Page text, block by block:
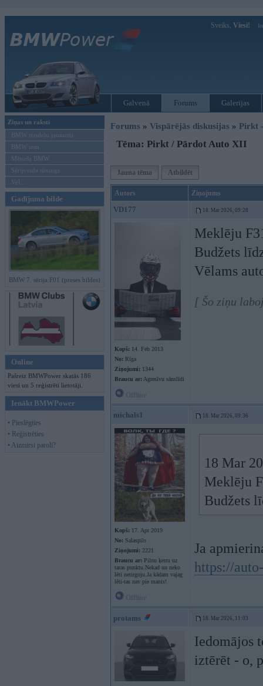
Sveiks, Viesi!
Galvenā Forums Galerijas
Ziņas un raksti
BMW modeļu jaunumi
BMW testi
Mēneša BMW
Sērijveida tūnings
Vel...
Gadījuma bilde
BMW 7. sērija F01 (preses bildes)
Online
Pašreiz BMWPower skatās 186
viesi un 5 reģistrēti lietotāji.
Ienākt BMWPower
• Pieslēgties
• Reģistrēties
• Aizmirsi paroli?
Forums » Vispārējās diskusijas » Pirkt
Tēma: Pirkt / Pārdot Auto XII
Jauna tēma Atbildēt
Autors Ziņojums
VD177 18. Mar 2026, 09:28
Kopš: 14. Feb 2013
No: Rīga
Ziņojumi: 1344
Braucu ar: Agresīvu sānslīdi
Meklēju
Budžets
Vēlams
[ Šo ziņu
michals1 18. Mar 2026, 09:36
Kopš: 17. Apr 2019
No: Salaspils
Ziņojumi: 2221
Braucu ar: Pilnu ķerru uz
taras punktu.Nekad un neko
lēti netirgoju.Ja kādam vajag
lēti-tas nav pie manis!
18 Mar
Meklēju
Budžets
Ja
https://
protams 18. Mar 2026, 11:03
Iedomājos
iztērēt - o,